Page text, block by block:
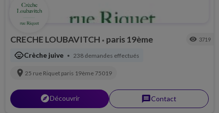
CRECHE LOUBAVITCH • paris 19ème visibility 3719
child_careCrèche juive • 238 demandes effectués
location_on 25 rue Riquet paris 19ème 75019
explorerDécouvrir messageContact